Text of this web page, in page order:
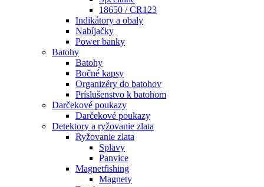
18650 / CR123
Indikátory a obaly
Nabíjačky
Power banky
Batohy
Batohy
Bočné kapsy
Organizéry do batohov
Príslušenstvo k batohom
Darčekové poukazy
Darčekové poukazy
Detektory a ryžovanie zlata
Ryžovanie zlata
Splavy
Panvice
Magnetfishing
Magnety